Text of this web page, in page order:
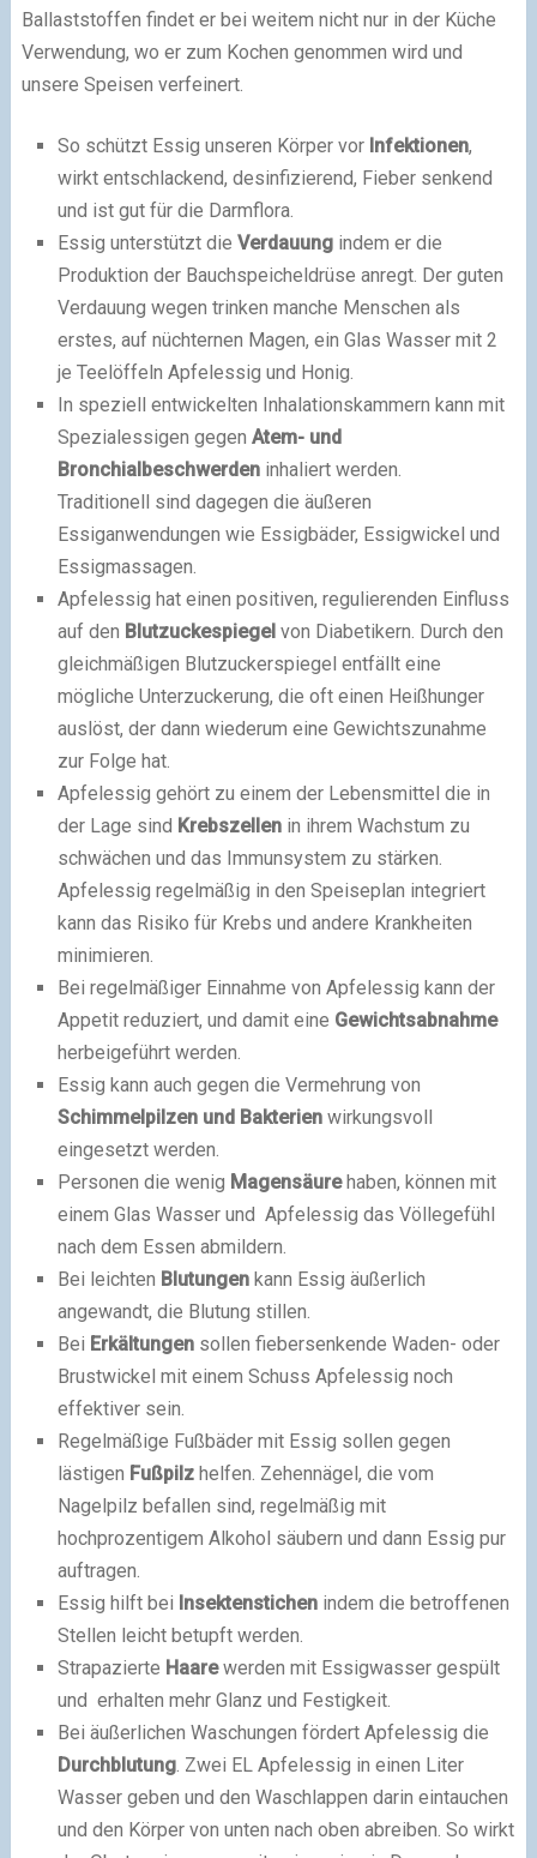
Ballaststoffen findet er bei weitem nicht nur in der Küche
Verwendung, wo er zum Kochen genommen wird und
unsere Speisen verfeinert.
So schützt Essig unseren Körper vor Infektionen,
wirkt entschlackend, desinfizierend, Fieber senkend
und ist gut für die Darmflora.
Essig unterstützt die Verdauungindem er die
Produktion der Bauchspeicheldrüse anregt. Der guten
Verdauung wegen trinken manche Menschen als
erstes, auf nüchternen Magen, ein Glas Wasser mit 2
je Teelöffeln Apfelessig und Honig.
In speziell entwickelten Inhalationskammern kann mit
Spezialessigen gegen Atem- und
Bronchialbeschwerdeninhaliert werden.
Traditionell sind dagegen die äußeren
Essiganwendungen wie Essigbäder, Essigwickel und
Essigmassagen.
Apfelessig hat einen positiven, regulierenden Einfluss
auf den Blutzuckespiegelvon Diabetikern. Durch den
gleichmäßigen Blutzuckerspiegel entfällt eine
mögliche Unterzuckerung, die oft einen Heißhunger
auslöst, der dann wiederum eine Gewichtszunahme
zur Folge hat.
Apfelessig gehört zu einem der Lebensmittel die in
der Lage sind Krebszellenin ihrem Wachstum zu
schwächen und das Immunsystem zu stärken.
Apfelessig regelmäßig in den Speiseplan integriert
kann das Risiko für Krebs und andere Krankheiten
minimieren.
Bei regelmäßiger Einnahme von Apfelessig kann der
Appetit reduziert, und damit eine Gewichtsabnahme
herbeigeführt werden.
Essig kann auch gegen die Vermehrung von
Schimmelpilzen und Bakterienwirkungsvoll
eingesetzt werden.
Personen die wenig Magensäurehaben, können mit
einem Glas Wasser und Apfelessig das Völlegefühl
nach dem Essen abmildern.
Bei leichten Blutungenkann Essig äußerlich
angewandt, die Blutung stillen.
Bei Erkältungensollen fiebersenkende Waden- oder
Brustwickel mit einem Schuss Apfelessig noch
effektiver sein.
Regelmäßige Fußbäder mit Essig sollen gegen
lästigen Fußpilzhelfen. Zehennägel, die vom
Nagelpilz befallen sind, regelmäßig mit
hochprozentigem Alkohol säubern und dann Essig pur
auftragen.
Essig hilft bei Insektenstichenindem die betroffenen
Stellen leicht betupft werden.
Strapazierte Haarewerden mit Essigwasser gespült
und erhalten mehr Glanz und Festigkeit.
Bei äußerlichen Waschungen fördert Apfelessig die
Durchblutung. Zwei EL Apfelessig in einen Liter
Wasser geben und den Waschlappen darin eintauchen
und den Körper von unten nach oben abreiben. So wirkt